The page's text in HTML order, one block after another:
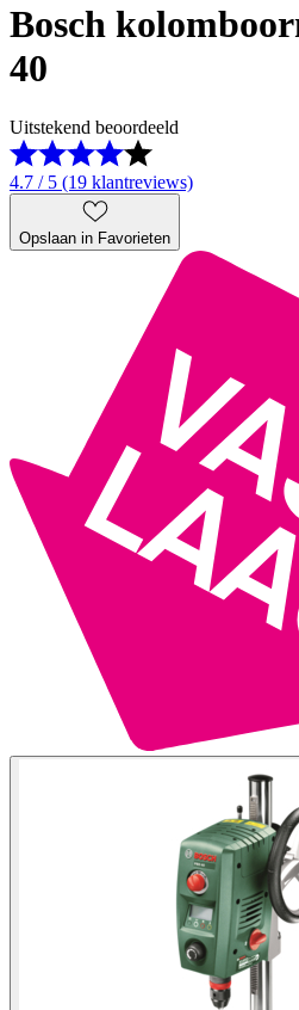
Bosch
40
Uitstekend beoordeeld
4.7 / 5 (19 klantreviews)
Opslaan in Favorieten